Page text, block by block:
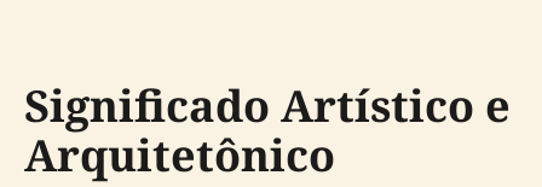
Significado Artístico e
Arquitetônico